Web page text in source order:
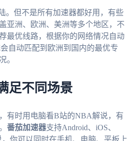
。但不是所有加速器都好用，有些
亚洲、欧洲、美洲等多个地区，不
最优线路，根据你的网络情况自动
自动匹配到欧洲到国内的最优专
。
足不同场景
有时用电脑看B站的NBA解说，有
番茄加速器支持Android、iOS、